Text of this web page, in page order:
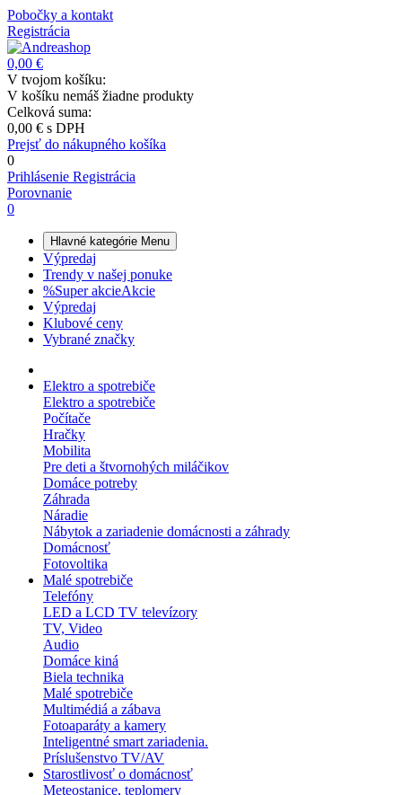
Pobočky a kontakt
Registrácia
0,00 €
V tvojom košíku:
V košíku nemáš žiadne produkty
Celková suma:
0,00 € s DPH
Prejsť do nákupného košíka
0
Prihlásenie Registrácia
Porovnanie
0
Hlavné kategórie Menu
Výpredaj
Trendy v našej ponuke
%Super akcieAkcie
Výpredaj
Klubové ceny
Vybrané značky
Elektro a spotrebiče
Elektro a spotrebiče
Počítače
Hračky
Mobilita
Pre deti a štvornohých miláčikov
Domáce potreby
Záhrada
Náradie
Nábytok a zariadenie domácnosti a záhrady
Domácnosť
Fotovoltika
Malé spotrebiče
Telefóny
LED a LCD TV televízory
TV, Video
Audio
Domáce kiná
Biela technika
Malé spotrebiče
Multimédiá a zábava
Fotoaparáty a kamery
Inteligentné smart zariadenia.
Príslušenstvo TV/AV
Starostlivosť o domácnosť
Meteostanice, teplomery